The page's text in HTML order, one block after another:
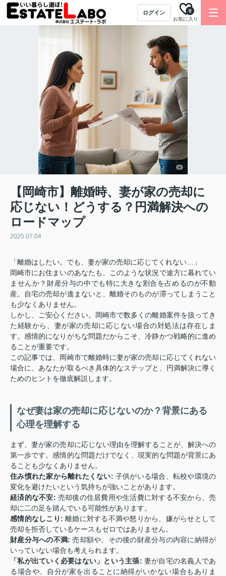
ログイン
お気に入り
0
【岡崎市】離婚時、妻が家の売却に
応じない！どうする？円満解決への
ロードマップ
2025.07.04
「離婚はしたい。でも、妻が家の売却に応じてくれない…」
岡崎市にお住まいのあなたも、このような状況で途方に暮れてい
ませんか？財産分与の中でも特に大きな割合を占めるのが不動
産。自宅の売却が進まないと、離婚そのものが滞ってしまうこと
も少なくありません。
しかし、ご安心ください。岡崎市で数多くの離婚案件を扱ってき
た経験から、妻が家の売却に応じない場合の対処法は存在しま
す。感情的になりがちな問題だからこそ、冷静かつ戦略的に進め
ることが重要です。
この記事では、岡崎市で離婚時に妻が家の売却に応じてくれない
場合に、あなたが取るべき具体的なステップと、円満解決に導く
ためのヒントを徹底解説します。
なぜ妻は家の売却に応じないのか？背景にある
心理を理解する
まず、妻が家の売却に応じない理由を理解することが、解決への
第一歩です。感情的な問題だけでなく、現実的な問題が背景にあ
ることも少なくありません。
住み慣れた家から離れたくない: 子供がいる場合、転校や環境の
変化を避けたいという気持ちが強いことがあります。
経済的な不安: 売却後の住居費用や生活費に対する不安から、売
却に二の足を踏んでいる可能性があります。
感情的なしこり: 離婚に対する不満や怒りから、嫌がらせとして
売却を拒否しているケースもゼロではありません。
財産分与への不満: 売却額や、その後の財産分与の内容に納得が
いっていない場合も考えられます。
「私が出ていく必要はない」という主張: 妻が自宅の名義人であ
る場合や、自分が家を出ることに納得がいかない場合もありま